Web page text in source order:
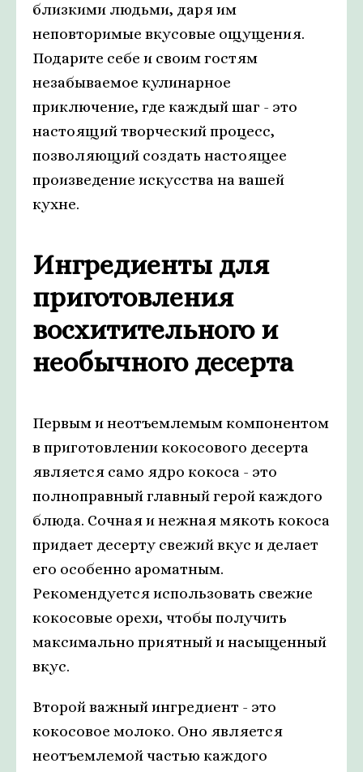
близкими людьми, даря им
неповторимые вкусовые ощущения.
Подарите себе и своим гостям
незабываемое кулинарное
приключение, где каждый шаг - это
настоящий творческий процесс,
позволяющий создать настоящее
произведение искусства на вашей
кухне.
Ингредиенты для
приготовления
восхитительного и
необычного десерта
Первым и неотъемлемым компонентом
в приготовлении кокосового десерта
является само ядро кокоса - это
полноправный главный герой каждого
блюда. Сочная и нежная мякоть кокоса
придает десерту свежий вкус и делает
его особенно ароматным.
Рекомендуется использовать свежие
кокосовые орехи, чтобы получить
максимально приятный и насыщенный
вкус.
Второй важный ингредиент - это
кокосовое молоко. Оно является
неотъемлемой частью каждого